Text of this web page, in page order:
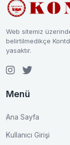
Web sitemiz
belirtilmedikçe
yasaktır.
Menü
Ana Sayfa
Kullanıcı Girişi